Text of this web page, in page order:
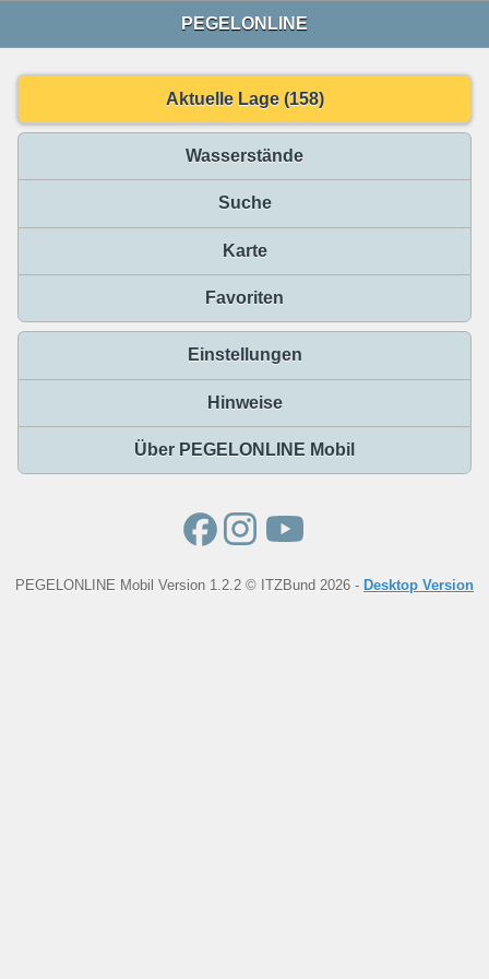
PEGELONLINE
Aktuelle Lage (158)
Wasserstände
Suche
Karte
Favoriten
Einstellungen
Hinweise
Über PEGELONLINE Mobil
PEGELONLINE Mobil Version 1.2.2 © ITZBund 2026 - Desktop Version